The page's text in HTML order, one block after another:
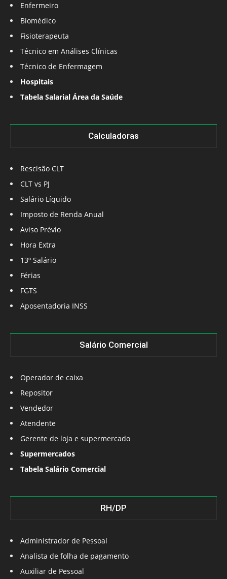
Enfermeiro
Biomédico
Fisioterapeuta
Técnico em Análises Clínicas
Técnico de Enfermagem
Hospitais
Tabela Salarial Área da Saúde
Calculadoras
Rescisão CLT
CLT vs PJ
Salário Líquido
Imposto de Renda Anual
Aviso Prévio
Hora Extra
13º Salário
Férias
FGTS
Aposentadoria INSS
Salário Comercial
Operador de caixa
Repositor
Vendedor
Atendente
Gerente de loja e supermercado
Supermercados
Tabela Salário Comercial
RH/DP
Administrador de Pessoal
Analista de folha de pagamento
Auxiliar de Pessoal